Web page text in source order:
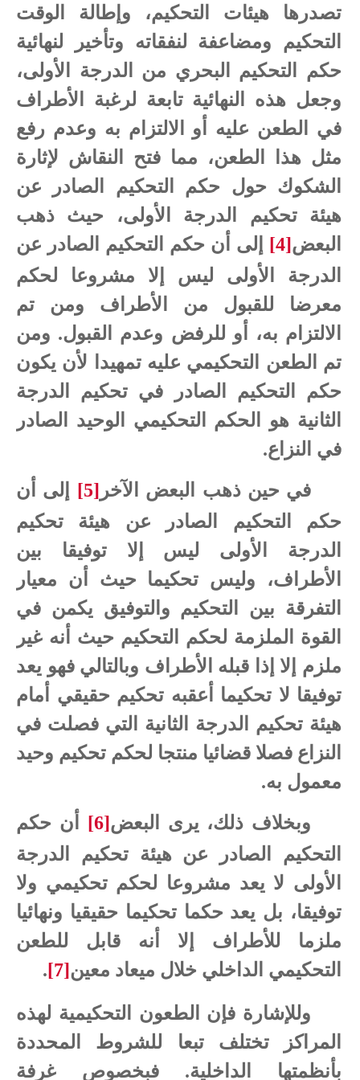
تصدرها هيئات التحكيم، وإطالة الوقت
التحكيم ومضاعفة لنفقاته وتأخير لنهائية
حكم التحكيم البحري من الدرجة الأولى،
وجعل هذه النهائية تابعة لرغبة الأطراف
في الطعن عليه أو الالتزام به وعدم رفع
مثل هذا الطعن، مما فتح النقاش لإثارة
الشكوك حول حكم التحكيم الصادر عن
هيئة تحكيم الدرجة الأولى، حيث ذهب
البعض[4] إلى أن حكم التحكيم الصادر عن
الدرجة الأولى ليس إلا مشروعا لحكم
معرضا للقبول من الأطراف ومن تم
الالتزام به، أو للرفض وعدم القبول. ومن
تم الطعن التحكيمي عليه تمهيدا لأن يكون
حكم التحكيم الصادر في تحكيم الدرجة
الثانية هو الحكم التحكيمي الوحيد الصادر
في النزاع.
في حين ذهب البعض الآخر [5] إلى أن
حكم التحكيم الصادر عن هيئة تحكيم
الدرجة الأولى ليس إلا توفيقا بين
الأطراف، وليس تحكيما حيث أن معيار
التفرقة بين التحكيم والتوفيق يكمن في
القوة الملزمة لحكم التحكيم حيث أنه غير
ملزم إلا إذا قبله الأطراف وبالتالي فهو يعد
توفيقا لا تحكيما أعقبه تحكيم حقيقي أمام
هيئة تحكيم الدرجة الثانية التي فصلت في
النزاع فصلا قضائيا منتجا لحكم تحكيم وحيد
معمول به.
وبخلاف ذلك، يرى البعض[6] أن حكم
التحكيم الصادر عن هيئة تحكيم الدرجة
الأولى لا يعد مشروعا لحكم تحكيمي ولا
توفيقا، بل يعد حكما تحكيما حقيقيا ونهائيا
ملزما للأطراف إلا أنه قابل للطعن
التحكيمي الداخلي خلال ميعاد معين[7]
.
وللإشارة فإن الطعون التحكيمية لهذه
المراكز تختلف تبعا للشروط المحددة
بأنظمتها الداخلية. فبخصوص غرفة